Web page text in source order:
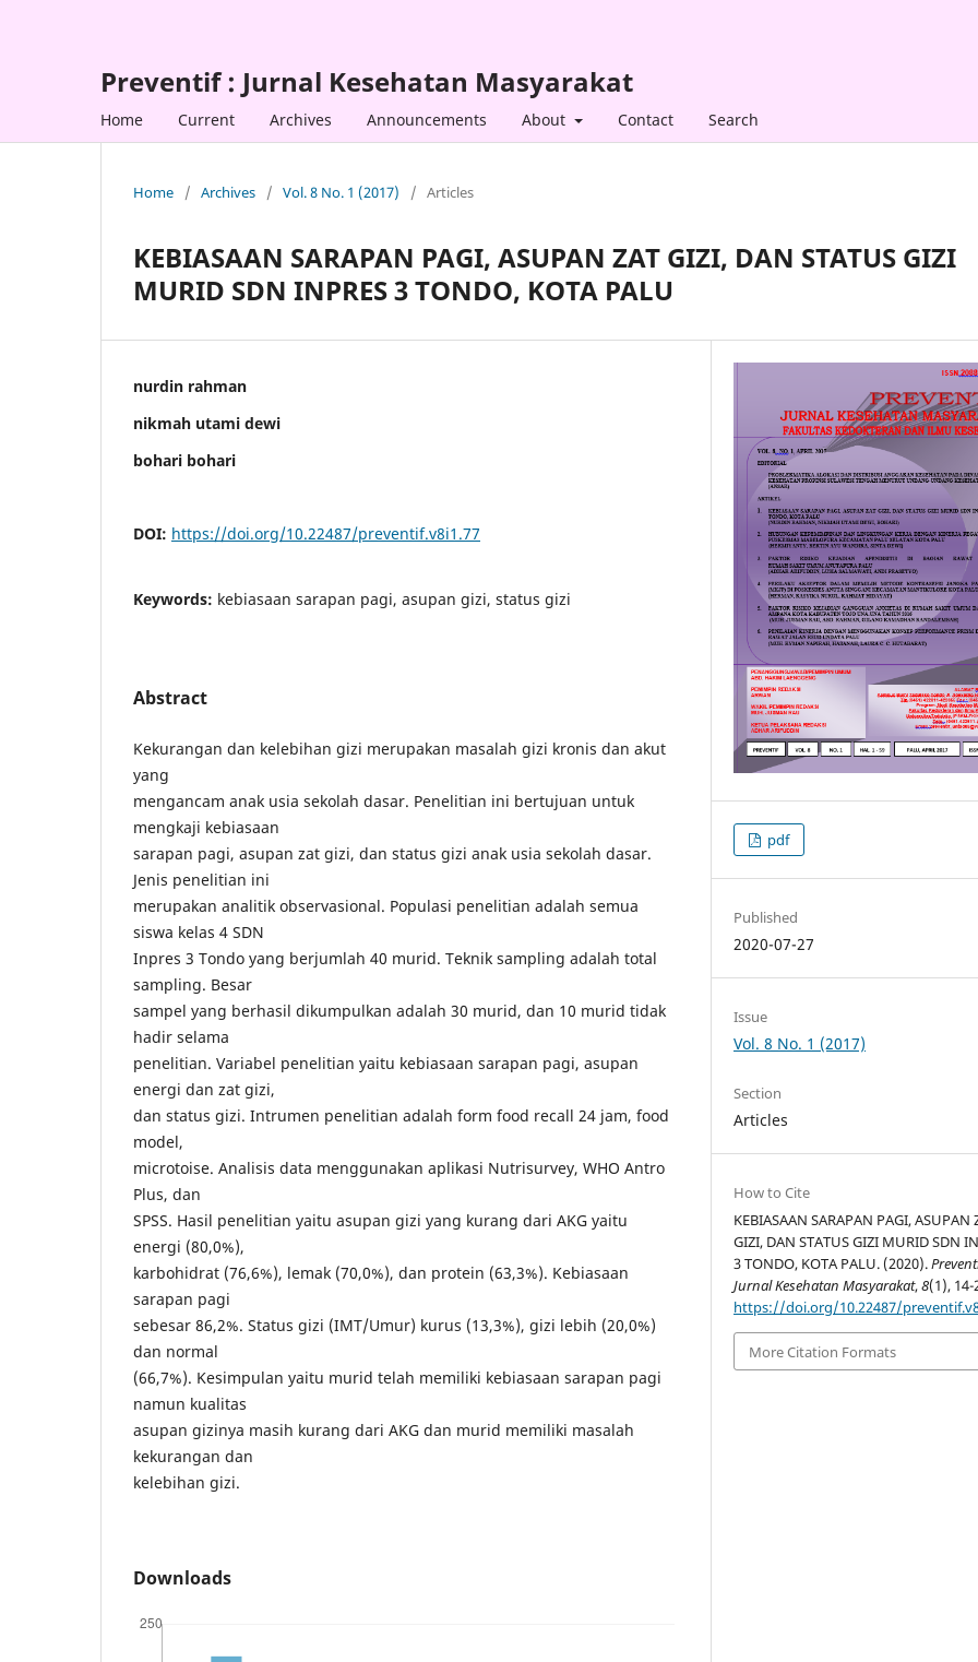
Preventif : Jurnal Kesehatan Masyarakat
Home Current Archives Announcements About Contact Search
Home / Archives / Vol. 8 No. 1 (2017) / Articles
KEBIASAAN SARAPAN PAGI, ASUPAN ZAT GIZI, DAN STATUS GIZI
MURID SDN INPRES 3 TONDO, KOTA PALU
nurdin rahman
nikmah utami dewi
bohari bohari
DOI: https://doi.org/10.22487/preventif.v8i1.77
Keywords: kebiasaan sarapan pagi, asupan gizi, status gizi
Abstract
Kekurangan dan kelebihan gizi merupakan masalah gizi kronis dan akut
yang
mengancam anak usia sekolah dasar. Penelitian ini bertujuan untuk
mengkaji kebiasaan
sarapan pagi, asupan zat gizi, dan status gizi anak usia sekolah dasar.
Jenis penelitian ini
merupakan analitik observasional. Populasi penelitian adalah semua
siswa kelas 4 SDN
Inpres 3 Tondo yang berjumlah 40 murid. Teknik sampling adalah total
sampling. Besar
sampel yang berhasil dikumpulkan adalah 30 murid, dan 10 murid tidak
hadir selama
penelitian. Variabel penelitian yaitu kebiasaan sarapan pagi, asupan
energi dan zat gizi,
dan status gizi. Intrumen penelitian adalah form food recall 24 jam, food
model,
microtoise. Analisis data menggunakan aplikasi Nutrisurvey, WHO Antro
Plus, dan
SPSS. Hasil penelitian yaitu asupan gizi yang kurang dari AKG yaitu
energi (80,0%),
karbohidrat (76,6%), lemak (70,0%), dan protein (63,3%). Kebiasaan
sarapan pagi
sebesar 86,2%. Status gizi (IMT/Umur) kurus (13,3%), gizi lebih (20,0%)
dan normal
(66,7%). Kesimpulan yaitu murid telah memiliki kebiasaan sarapan pagi
namun kualitas
asupan gizinya masih kurang dari AKG dan murid memiliki masalah
kekurangan dan
kelebihan gizi.
Downloads
pdf
Published
2020-07-27
Issue
Vol. 8 No. 1 (2017)
Section
Articles
How to Cite
KEBIASAAN SARAPAN PAGI, ASUPAN
GIZI, DAN STATUS GIZI MURID SDN
3 TONDO, KOTA PALU. (2020).
Jurnal Kesehatan Masyarakat,8(1), 14-
https://doi.org/10.22487/
More Citation Formats